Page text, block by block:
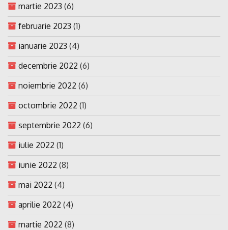
martie 2023 (6)
februarie 2023 (1)
ianuarie 2023 (4)
decembrie 2022 (6)
noiembrie 2022 (6)
octombrie 2022 (1)
septembrie 2022 (6)
iulie 2022 (1)
iunie 2022 (8)
mai 2022 (4)
aprilie 2022 (4)
martie 2022 (8)